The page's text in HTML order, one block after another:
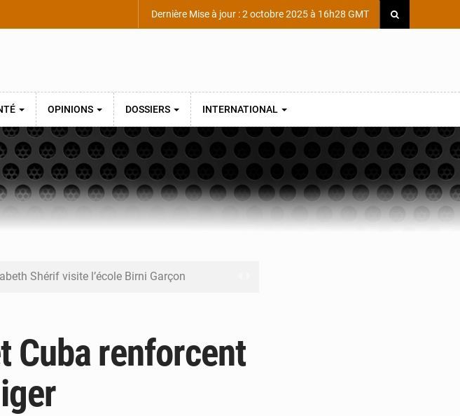
Dernière Mise à jour : 2 octobre 2025 à 16h28 GMT
OPINIONS DOSSIERS INTERNATIONAL
Shérif visite l’école Birni Garçon
à mi-parcours du Programme de Refondation
à Niamey : 74 milliards de FCFA recouvrés par la COLDEFF
nouveau terrain de jeu pour la paix
Cuba renforcent